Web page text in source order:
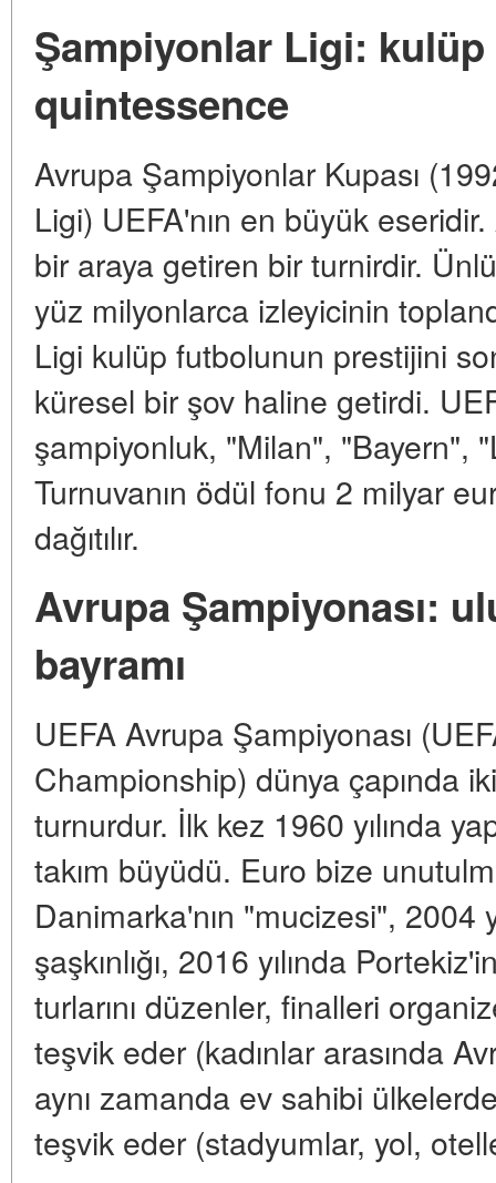
Şampiyonlar Ligi:
quintessence
Avrupa Şampiyonlar Kupası
Ligi) UEFA'nın en büyük
bir araya getiren bir turnirdir.
yüz milyonlarca izleyicinin
Ligi kulüp futbolunun prestijini
küresel bir şov haline getirdi.
şampiyonluk, "Milan", "Bayern",
Turnuvanın ödül fonu 2 milyar
dağıtılır.
Avrupa Şampiyonası:
bayramı
UEFA Avrupa Şampiyonası
Championship) dünya çapında
turnurdur. İlk kez 1960 yılında
takım büyüdü. Euro bize
Danimarka'nın "mucizesi", 2004
şaşkınlığı, 2016 yılında
turlarını düzenler, finalleri
teşvik eder (kadınlar arasında
aynı zamanda ev sahibi
teşvik eder (stadyumlar, yol,